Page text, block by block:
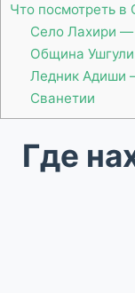
Что посмотреть в
Село Лахири —
Община
Ледник Адиши
Сванетии
Где